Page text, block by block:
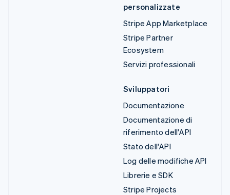
personalizzate
Stripe App Marketplace
Stripe Partner
Ecosystem
Servizi professionali
Sviluppatori
Documentazione
Documentazione di
riferimento dell'API
Stato dell'API
Log delle modifiche API
Librerie e SDK
Stripe Projects